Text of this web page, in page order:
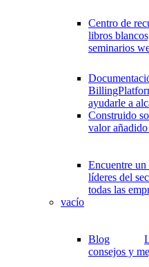
Centro de
libros
seminarios
ayudarle a
Construido
valor
Encuentre un
líderes del
todas las
vacío
Blog
consejos y